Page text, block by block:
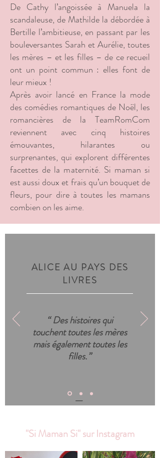
De Cathy l’angoissée à Manuela la
scandaleuse, de Mathilde la débordée à
Bertille l’ambitieuse, en passant par les
bouleversantes Sarah et Aurélie, toutes
les mères – et les filles – de ce recueil
ont un point commun : elles font de
leur mieux !
Après avoir lancé en France la mode
des comédies romantiques de Noël, les
romancières de la TeamRomCom
reviennent avec cinq histoires
émouvantes, hilarantes ou
surprenantes, qui explorent différentes
facettes de la maternité. Si maman si
est aussi doux et frais qu’un bouquet de
fleurs, pour dire à toutes les mamans
combien on les aime.
ALICE AU PAYS DES
LIVRES
“Des histoires qui
touchent toutes les mères
mais également toutes les
filles.”
—
"Si Maman Si" sur Instagram